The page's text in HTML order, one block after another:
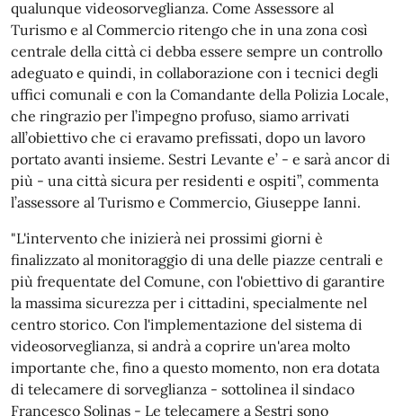
qualunque videosorveglianza. Come Assessore al
Turismo e al Commercio ritengo che in una zona così
centrale della città ci debba essere sempre un controllo
adeguato e quindi, in collaborazione con i tecnici degli
uffici comunali e con la Comandante della Polizia Locale,
che ringrazio per l’impegno profuso, siamo arrivati
all’obiettivo che ci eravamo prefissati, dopo un lavoro
portato avanti insieme. Sestri Levante e’ - e sarà ancor di
più - una città sicura per residenti e ospiti”, commenta
l’assessore al Turismo e Commercio, Giuseppe Ianni.
"L'intervento che inizierà nei prossimi giorni è
finalizzato al monitoraggio di una delle piazze centrali e
più frequentate del Comune, con l'obiettivo di garantire
la massima sicurezza per i cittadini, specialmente nel
centro storico. Con l'implementazione del sistema di
videosorveglianza, si andrà a coprire un'area molto
importante che, fino a questo momento, non era dotata
di telecamere di sorveglianza - sottolinea il sindaco
Francesco Solinas - Le telecamere a Sestri sono